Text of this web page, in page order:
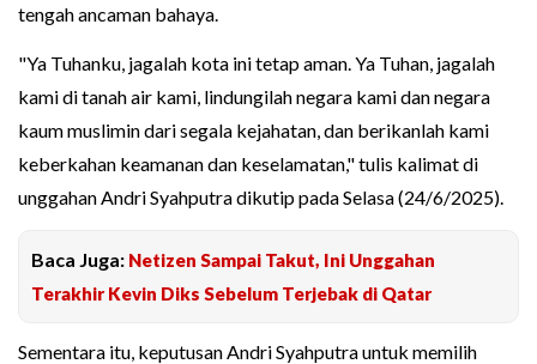
tengah ancaman bahaya.
"Ya Tuhanku, jagalah kota ini tetap aman. Ya Tuhan, jagalah
kami di tanah air kami, lindungilah negara kami dan negara
kaum muslimin dari segala kejahatan, dan berikanlah kami
keberkahan keamanan dan keselamatan," tulis kalimat di
unggahan Andri Syahputra dikutip pada Selasa (24/6/2025).
Baca Juga: Netizen Sampai Takut, Ini Unggahan
Terakhir Kevin Diks Sebelum Terjebak di Qatar
Sementara itu, keputusan Andri Syahputra untuk memilih